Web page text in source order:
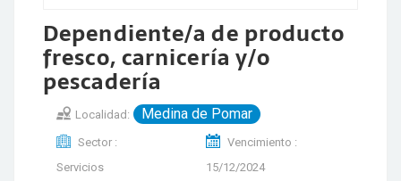
Dependiente/a de producto
fresco, carnicería y/o
pescadería
Localidad: Medina de Pomar
Sector :
Servicios
Vencimiento :
15/12/2024